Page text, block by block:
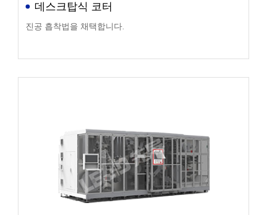
데스크탑식 코터
진공 흡착법을 채택합니다.